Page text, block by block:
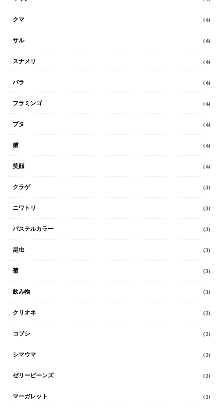
クマ (4)
サル (4)
スナメリ (4)
バラ (4)
フラミンゴ (4)
ブタ (4)
猫 (4)
笑顔 (4)
クラゲ (3)
ニワトリ (3)
パステルカラー (3)
昆虫 (3)
菊 (3)
飲み物 (3)
クリオネ (2)
コブシ (2)
シマウマ (2)
ゼリービーンズ (2)
マーガレット (2)